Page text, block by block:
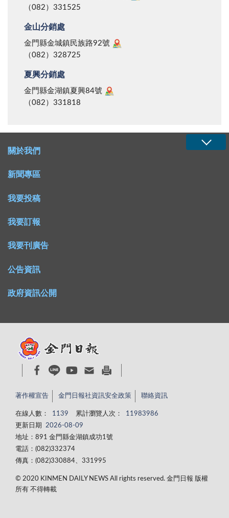
（082）331525
金山分銷處
金門縣金城鎮民族路92號
（082）328725
夏興分銷處
金門縣金湖鎮夏興84號
（082）331818
關於我們
新聞專區
我要投稿
我要訂報
我要刊廣告
公告資訊
政府資訊公開
著作權宣告 金門日報社資訊安全政策 聯絡資訊
在線人數： 1139 累計瀏覽人次：
11983986
更新日期
2026-08-09
地址：891 金門縣金湖鎮成功1號
電話：(082)332374
傳真：(082)330884、331995
© 2020 KINMEN DAILY NEWS All rights reserved. 金門日報 版權
所有 不得轉載